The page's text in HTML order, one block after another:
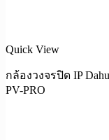
Quick View
กล้องวงจรปิด IP
PV-PRO